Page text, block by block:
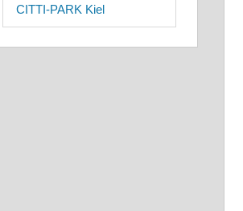
CITTI-PARK Kiel